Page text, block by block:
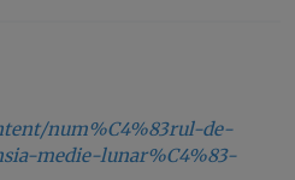
num%C4%83rul-de-
medie-lunar%C4%83-